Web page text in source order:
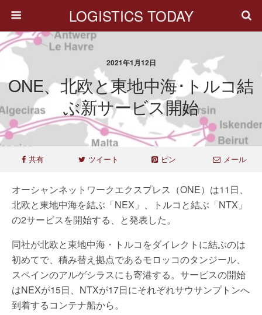
LOGISTICS TODAY
2021年1月12日
ONE、北欧と東地中海･トルコ結
ぶ新サービス開始
共有 ツイート ピン メール
オーシャンネットワークエクスプレス（ONE）は11日、
北欧と東地中海を結ぶ「NEX」、トルコと結ぶ「NTX」
の2サービスを開始する、と発表した。
同社が北欧と東地中海・トルコをダイレクトに結ぶのは
初めてで、積み替え拠点であるモロッコのタンジール、
スペインのアルゲシラスにも寄港する。サービスの開始
はNEXが15日、NTXが17日にそれぞれサウサンプトンへ
到着するコンテナ船から。